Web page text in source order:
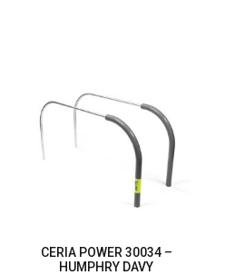
CERIA POWER 30034 –
HUMPHRY DAVY